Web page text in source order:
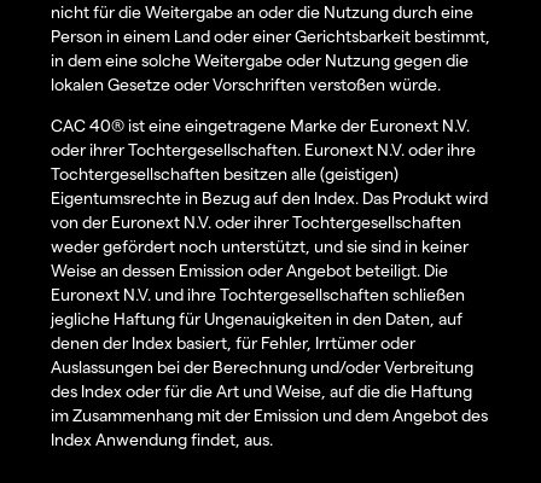
nicht für die Weitergabe an oder die Nutzung durch eine
Person in einem Land oder einer Gerichtsbarkeit bestimmt,
in dem eine solche Weitergabe oder Nutzung gegen die
lokalen Gesetze oder Vorschriften verstoßen würde.
CAC 40® ist eine eingetragene Marke der Euronext N.V.
oder ihrer Tochtergesellschaften. Euronext N.V. oder ihre
Tochtergesellschaften besitzen alle (geistigen)
Eigentumsrechte in Bezug auf den Index. Das Produkt wird
von der Euronext N.V. oder ihrer Tochtergesellschaften
weder gefördert noch unterstützt, und sie sind in keiner
Weise an dessen Emission oder Angebot beteiligt. Die
Euronext N.V. und ihre Tochtergesellschaften schließen
jegliche Haftung für Ungenauigkeiten in den Daten, auf
denen der Index basiert, für Fehler, Irrtümer oder
Auslassungen bei der Berechnung und/oder Verbreitung
des Index oder für die Art und Weise, auf die die Haftung
im Zusammenhang mit der Emission und dem Angebot des
Index Anwendung findet, aus.